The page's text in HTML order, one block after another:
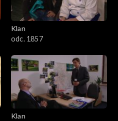
Klan
odc. 1857
Klan